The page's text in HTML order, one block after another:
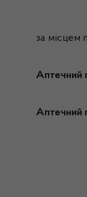
за місцем
Аптечний